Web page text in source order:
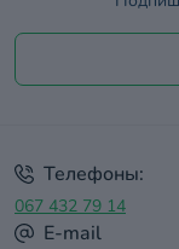
Телефоны:
067 432 79 14
E-mail